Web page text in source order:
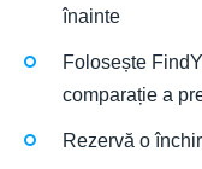
înainte
Folosește
comparație a
Rezervă o